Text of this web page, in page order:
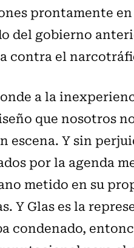
prontamente
del gobierno
contra el
a la
que nosotros
escena. Y sin
por la agenda
metido en su
Y Glas es la
condenado,